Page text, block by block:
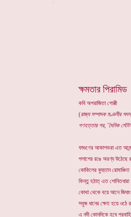
ক্ষমতার পিরামিড
কবি অপরাজিতা গোপ্পী
(রাজ্য সম্পাদক মণ্ডলীর
গণহত্তার পর, 'দৈনিক
ফাগুণের আকাশভরা এত
পলাশের রঙে অরণ্য উঠেছে
কোকিলের কুহুতান রোমাঞ্চিত
কিন্তু হঠাত্ এত শোনিতধারা
কোথা থেকে বয়ে আনে
সবুজ ধানের ক্ষেত হয়ে ওঠে
এ নদী কোনদিকে হবে